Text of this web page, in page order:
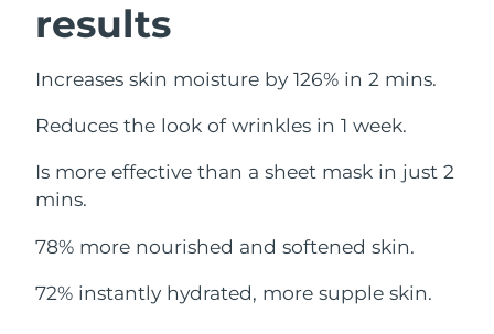
results
Increases skin moisture by 126% in 2 mins.
Reduces the look of wrinkles in 1 week.
Is more effective than a sheet mask in just 2
mins.
78% more nourished and softened skin.
72% instantly hydrated, more supple skin.
Omã
Filipinas Entrega prevista
Polônia Entrega prevista
Portugal Entrega prevista8/8/26